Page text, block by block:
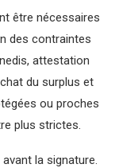
être nécessaires
des contraintes
attestation
du surplus et
ou proches
plus strictes.
la signature.